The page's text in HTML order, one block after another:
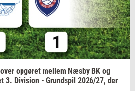
modtage et nyhedsoverblik, samt
og brugerfordele på mail. Det er altid
Privatlivspolitik.
over op­gø­ret mel­lem Næsby BK og
3. Di­vi­sion - Grund­spil 2026/27, der